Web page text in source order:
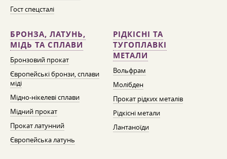
Гост спецсталі
БРОНЗА, ЛАТУНЬ,
МІДЬ ТА СПЛАВИ
Бронзовий прокат
Європейські бронзи, сплави
міді
Мідно-нікелеві сплави
Мідний прокат
Прокат латунний
Європейська латунь
РІДКІСНІ ТА
ТУГОПЛАВКІ
МЕТАЛИ
Вольфрам
Молібден
Прокат рідких металів
Рідкісні метали
Лантаноїди